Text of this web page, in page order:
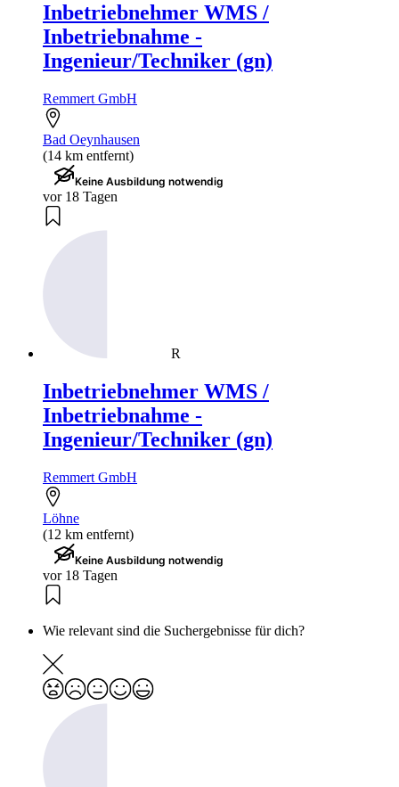
Inbetriebnehmer WMS /
Inbetriebnahme -
Ingenieur/Techniker (gn)
Remmert GmbH
Bad Oeynhausen
(14 km entfernt)
Keine Ausbildung notwendig
vor 18 Tagen
R
Inbetriebnehmer WMS /
Inbetriebnahme -
Ingenieur/Techniker (gn)
Remmert GmbH
Löhne
(12 km entfernt)
Keine Ausbildung notwendig
vor 18 Tagen
Wie relevant sind die Suchergebnisse für dich?